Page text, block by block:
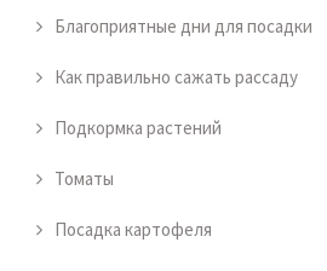
Благоприятные дни для посадки
Как правильно сажать рассаду
Подкормка растений
Томаты
Посадка картофеля